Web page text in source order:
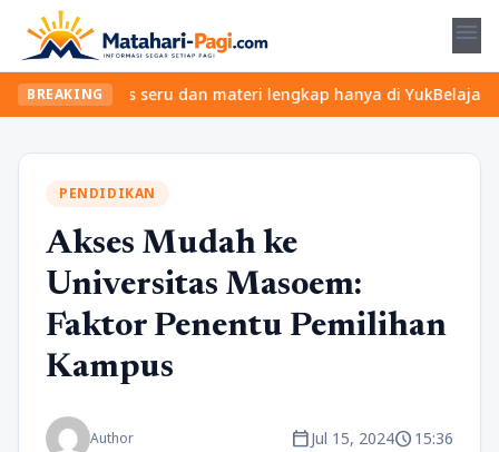
menu
BREAKING
kelas seru dan materi lengkap hanya di
PENDIDIKAN
Akses Mudah ke
Universitas Masoem:
Faktor Penentu Pemilihan
Kampus
Author calendar_todayJul 15, 2024schedule15:36